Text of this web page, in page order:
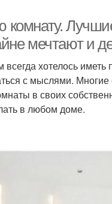
комнату.
мечтают и
хотелось
с мыслями.
в своих
в любом доме.